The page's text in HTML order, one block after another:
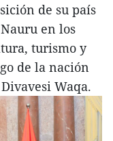
de su país
en los
turismo y
de la nación
Waqa.